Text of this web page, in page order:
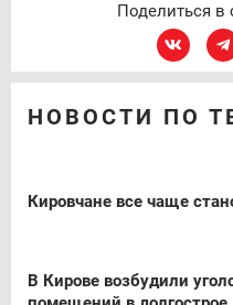
Поделиться в
НОВОСТИ ПО
Кировчане все чаще
В Кирове возбудили